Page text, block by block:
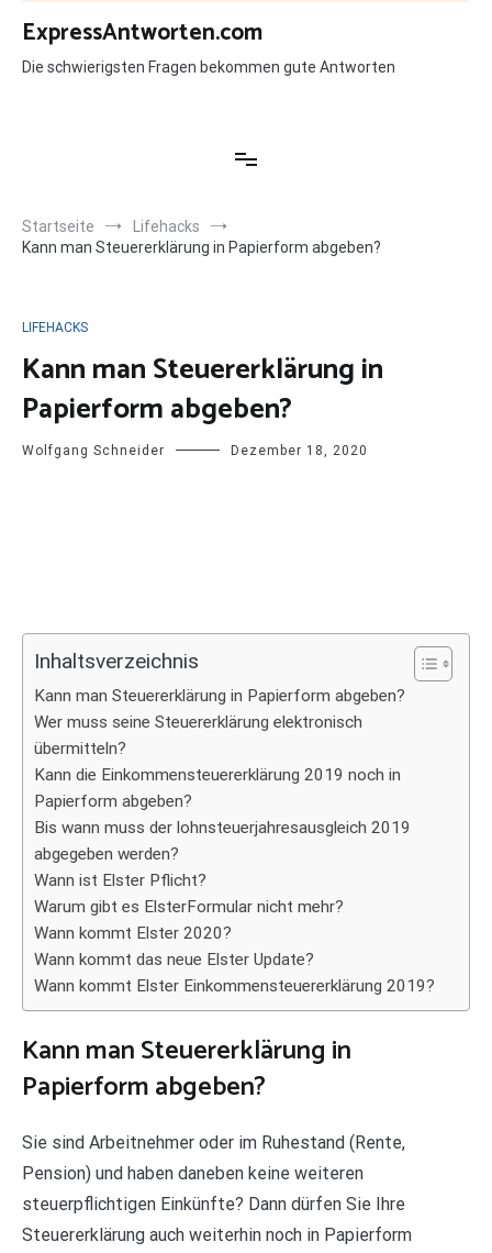
Zum
Inhalt
springen
ExpressAntworten.com
Die schwierigsten Fragen bekommen gute Antworten
Startseite
Lifehacks
Kann man Steuererklärung in Papierform abgeben?
LIFEHACKS
Kann man Steuererklärung in
Papierform abgeben?
Wolfgang Schneider Dezember 18, 2020
Inhaltsverzeichnis
Kann man Steuererklärung in Papierform abgeben?
Wer muss seine Steuererklärung elektronisch
übermitteln?
Kann die Einkommensteuererklärung 2019 noch in
Papierform abgeben?
Bis wann muss der lohnsteuerjahresausgleich 2019
abgegeben werden?
Wann ist Elster Pflicht?
Warum gibt es ElsterFormular nicht mehr?
Wann kommt Elster 2020?
Wann kommt das neue Elster Update?
Wann kommt Elster Einkommensteuererklärung 2019?
Kann man Steuererklärung in
Papierform abgeben?
Sie sind Arbeitnehmer oder im Ruhestand (Rente,
Pension) und haben daneben keine weiteren
steuerpflichtigen Einkünfte? Dann dürfen Sie Ihre
Steuererklärung auch weiterhin noch in Papierform